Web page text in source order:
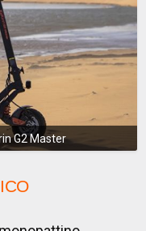
G2 Master